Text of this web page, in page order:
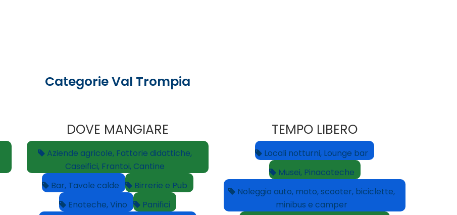
Categorie Val Trompia
DOVE MANGIARE
Aziende agricole, Fattorie didattiche,
Caseifici, Frantoi, Cantine
Bar, Tavole calde
Birrerie e Pub
Enoteche, Vino
Panifici
TEMPO LIBERO
Locali notturni, Lounge bar
Musei, Pinacoteche
Noleggio auto, moto, scooter, biciclette,
minibus e camper